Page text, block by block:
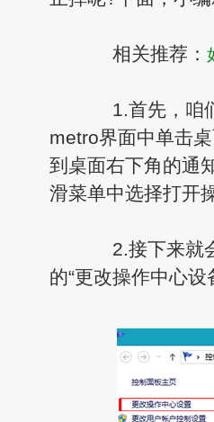
相关推荐：
1.首先，咱们
metro界面中单击
到桌面右下角的通
滑菜单中选择打开
2.接下来就会
的“更改操作中心设